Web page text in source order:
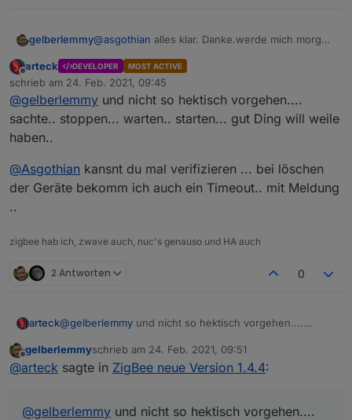
60 sekunden warten
config Seite des Adapters aufrufen,
Konfiguration eintragen (screenshot machen
von den Einstellungen)
mit save & exit die Konfiguration beenden
60 sekunden warten
A.
gelberlemmy@asgothian alles klar. Danke.werde mich morgen
Offline
arteck DEVELOPER MOST ACTIVE
schrieb am 24. Feb. 2021, 09:45
zuletzt editiert von
@gelberlemmy und nicht so hektisch vorgehen....
sachte.. stoppen... warten.. starten... gut Ding will weile
haben..
@Asgothian kansnt du mal verifizieren ... bei löschen
der Geräte bekomm ich auch ein Timeout.. mit Meldung
..
zigbee hab ich, zwave auch, nuc's genauso und HA auch
2 Antworten 0
arteck@gelberlemmy und nicht so hektisch vorgehen....
haben..
@Asgothiankansnt du mal verifizieren ... bei löschen
der Geräte bekomm ich auch ein Timeout.. mit Meldung
Offline
gelberlemmyschrieb am 24. Feb. 2021, 09:51
zuletzt editiert von
@arteck sagte in ZigBee neue Version 1.4.4:
@gelberlemmy und nicht so hektisch vorgehen....